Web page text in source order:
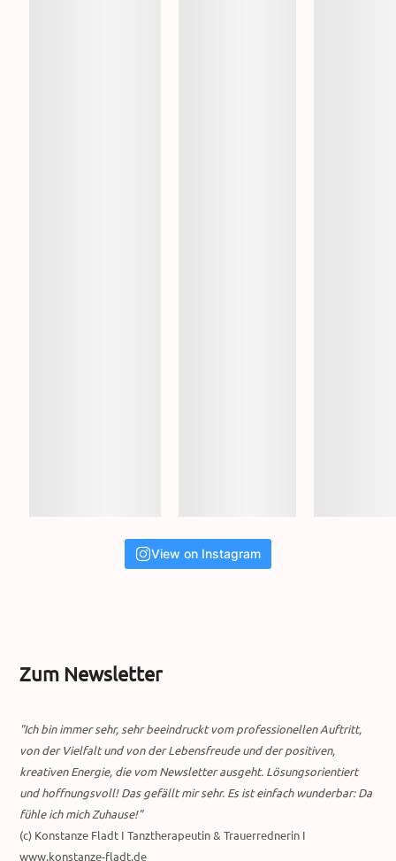
View on Instagram
Zum Newsletter
"Ich bin immer sehr, sehr beeindruckt vom professionellen Auftritt,
von der Vielfalt und von der Lebensfreude und der positiven,
kreativen Energie, die vom Newsletter ausgeht. Lösungsorientiert
und hoffnungsvoll! Das gefällt mir sehr. Es ist einfach wunderbar: Da
fühle ich mich Zuhause!"
(c) Konstanze Fladt I Tanztherapeutin & Trauerrednerin I
www.konstanze-fladt.de